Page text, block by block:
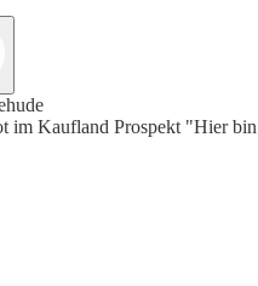
im Kaufland Prospekt "Hier bin